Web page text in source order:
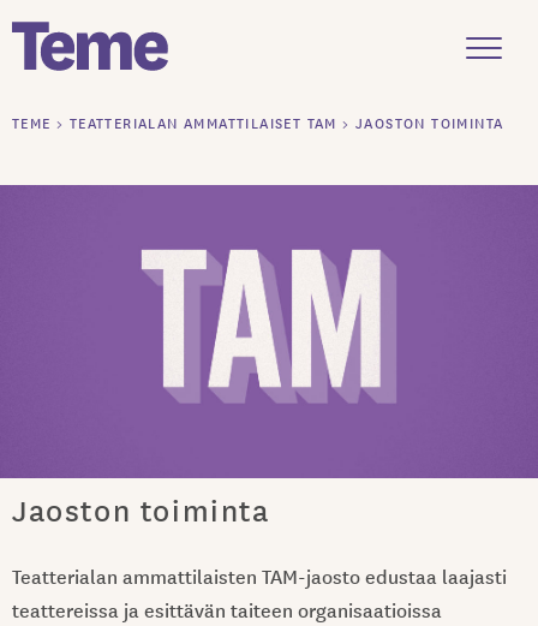
Siirry
TEME > TEATTERIALAN AMMATTILAISET TAM >JAOSTON TOIMINTA
Jaoston toiminta
Teatterialan ammattilaisten TAM-jaosto edustaa laajasti
teattereissa ja esittävän taiteen organisaatioissa